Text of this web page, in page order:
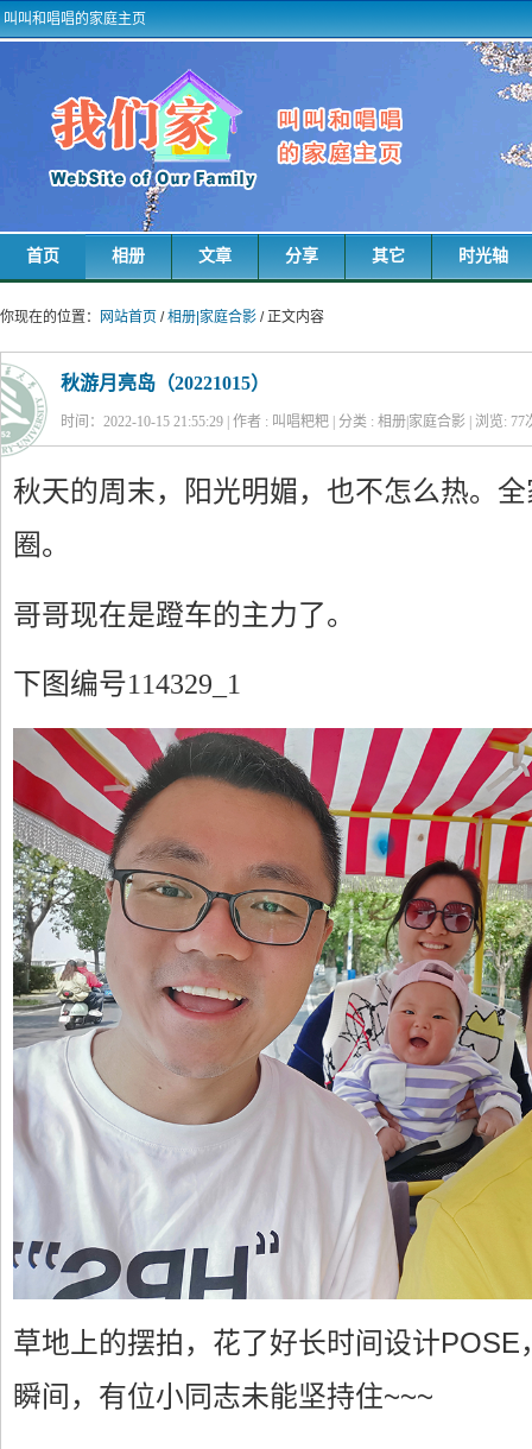
叫叫和唱唱的家庭主页
首页 相册 文章 分享 其它 时光轴
你现在的位置： 网站首页 /相册|家庭合影 / 正文内容
秋游月亮岛（20221015）
时间：2022-10-15 21:55:29 | 作者 : 叫唱粑粑 | 分类 : 相册|家庭合影 | 浏览: 77
秋天的周末，阳光明媚，也不怎么热。
圈。
哥哥现在是蹬车的主力了。
下图编号114329_1
草地上的摆拍，花了好长时间设计
瞬间，有位小同志未能坚持住~~~